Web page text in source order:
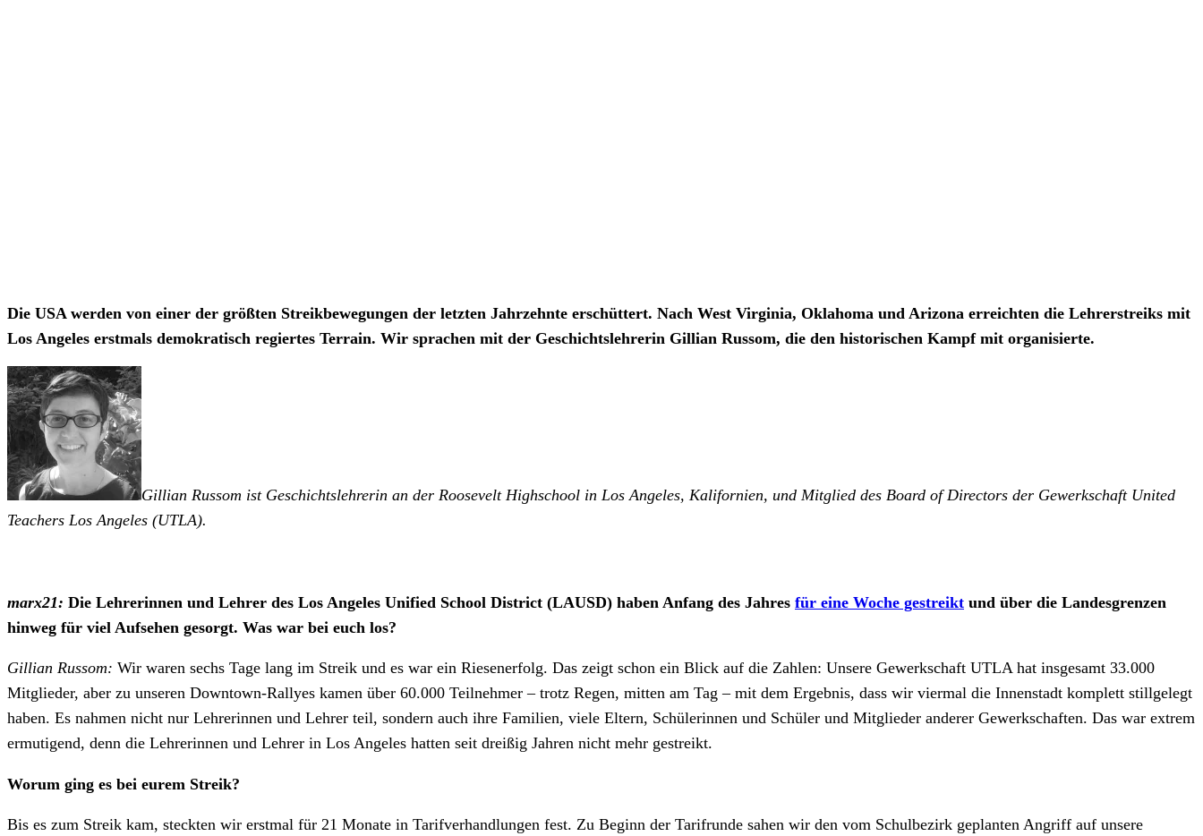
Die USA werden von einer der größten Streikbewegungen der letzten Jahrzehnte erschüttert. Nach West Virginia, Oklahoma und Arizona erreichten die Lehrerstreiks mit
Los Angeles erstmals demokratisch regiertes Terrain. Wir sprachen mit der Geschichtslehrerin Gillian Russom, die den historischen Kampf mit organisierte.
Gillian Russom ist Geschichtslehrerin an der Roosevelt Highschool in Los Angeles, Kalifornien, und Mitglied des Board of Directors der Gewerkschaft United
Teachers Los Angeles (UTLA).
marx21: Die Lehrerinnen und Lehrer des Los Angeles Unified School District (LAUSD) haben Anfang des Jahres für eine Woche gestreikt und über die Landesgrenzen
hinweg für viel Aufsehen gesorgt. Was war bei euch los?
Gillian Russom: Wir waren sechs Tage lang im Streik und es war ein Riesenerfolg. Das zeigt schon ein Blick auf die Zahlen: Unsere Gewerkschaft UTLA hat insgesamt 33.000
Mitglieder, aber zu unseren Downtown-Rallyes kamen über 60.000 Teilnehmer – trotz Regen, mitten am Tag – mit dem Ergebnis, dass wir viermal die Innenstadt komplett stillgelegt
haben. Es nahmen nicht nur Lehrerinnen und Lehrer teil, sondern auch ihre Familien, viele Eltern, Schülerinnen und Schüler und Mitglieder anderer Gewerkschaften. Das war extrem
ermutigend, denn die Lehrerinnen und Lehrer in Los Angeles hatten seit dreißig Jahren nicht mehr gestreikt.
Worum ging es bei eurem Streik?
Bis es zum Streik kam, steckten wir erstmal für 21 Monate in Tarifverhandlungen fest. Zu Beginn der Tarifrunde sahen wir den vom Schulbezirk geplanten Angriff auf unsere